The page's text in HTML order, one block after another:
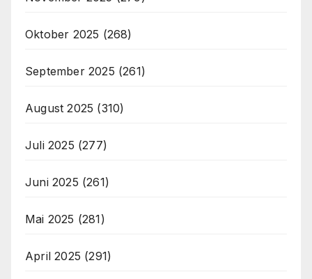
Oktober 2025 (268)
September 2025 (261)
August 2025 (310)
Juli 2025 (277)
Juni 2025 (261)
Mai 2025 (281)
April 2025 (291)